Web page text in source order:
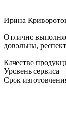
Ирина
Отлично
довольны,
Качество
Уровень сервиса
Срок